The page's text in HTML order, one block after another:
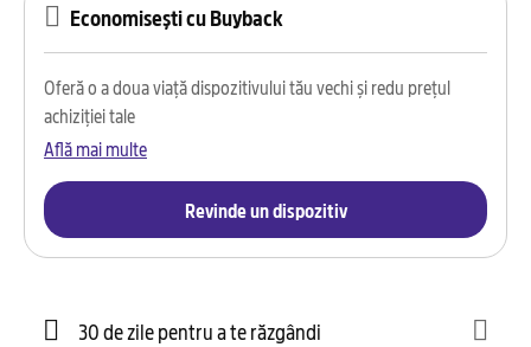
Economisești cu Buyback
Oferă o a doua viață dispozitivului tău vechi și redu prețul
achiziției tale
Află mai multe
Revinde un dispozitiv
30 de zile pentru a te răzgândi